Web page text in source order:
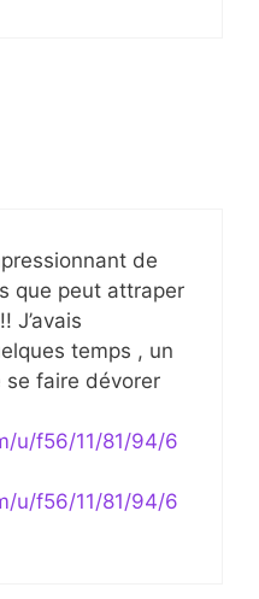
de
que peut attraper
J’avais
temps , un
se faire dévorer
u/f56/11/81/94/6
u/f56/11/81/94/6